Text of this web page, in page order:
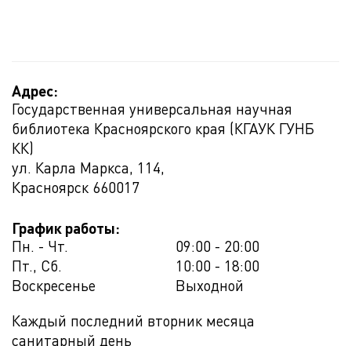
Адрес:
Государственная универсальная научная
библиотека Красноярского края (КГАУК ГУНБ
КК)
ул. Карла Маркса, 114,
Красноярск 660017
График работы:
Пн. - Чт.
09:00 - 20:00
Пт., Сб.
10:00 - 18:00
Воскресенье
Выходной
Каждый последний вторник месяца
санитарный день